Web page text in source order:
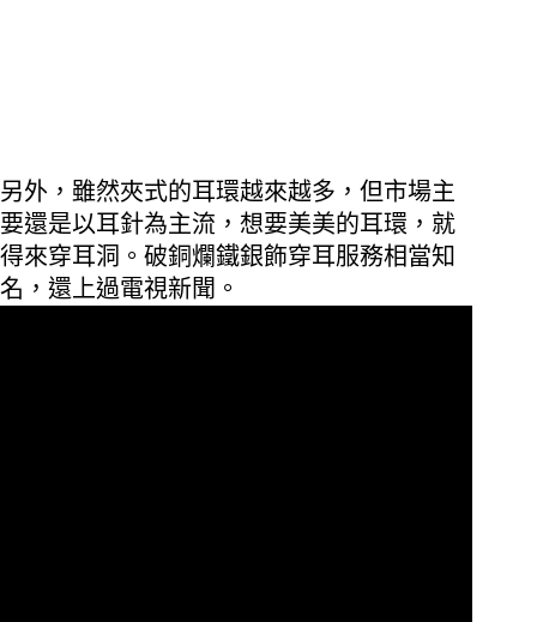
另外，雖然夾式的耳環越來越多，但市場主
要還是以耳針為主流，想要美美的耳環，就
得來穿耳洞。破銅爛鐵銀飾穿耳服務相當知
名，還上過電視新聞。